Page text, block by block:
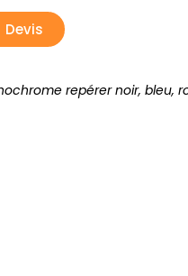
Devis
repérer noir, bleu,